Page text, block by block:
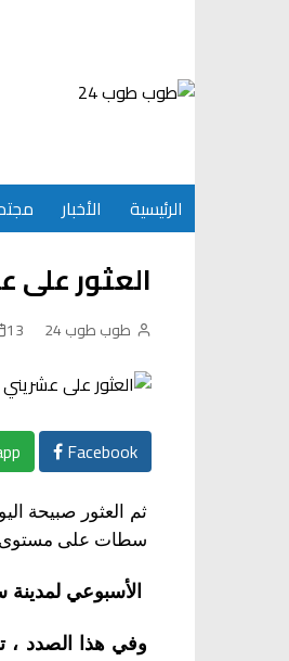
الرئيسية الأخبار
العثور
طوب طوب 24 13 ماي، 2016
Facebook
ثم العثور صبيحة
سطات على مستوى
الأسبوعي
وفي هذا الصدد ،